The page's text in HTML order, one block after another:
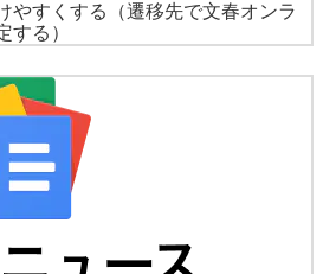
やすくする
（遷移先で文春オンラ
する）